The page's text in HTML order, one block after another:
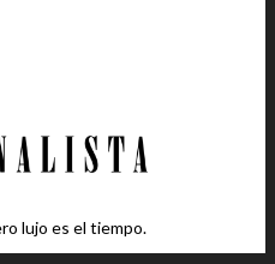
lujo es el tiempo.